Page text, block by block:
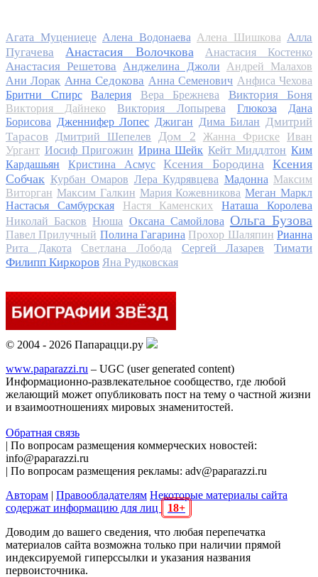
Агата Муцениеце Алена Водонаева Алена Шишкова Алла
Пугачева
Анастасия Волочкова Анастасия Костенко
Анастасия Решетова Анджелина Джоли
Андрей Малахов
Ани Лорак Анна Седокова Анна Семенович Анфиса Чехова
Бритни Спирс
Валерия Вера Брежнева Виктория Боня
Виктория Дайнеко Виктория Лопырева Глюкоза
Дана
Борисова Дженнифер Лопес Джиган Дима Билан
Дмитрий
Тарасов
Дмитрий Шепелев Дом 2 Жанна Фриске
Иван
Ургант Иосиф Пригожин Ирина Шейк Кейт Миддлтон Ким
Кардашьян
Кристина Асмус Ксения Бородина
Ксения
Собчак Курбан Омаров Лера Кудрявцева Мадонна Максим
Виторган Максим Галкин Мария Кожевникова Меган Маркл
Настасья Самбурская
Настя Каменских
Наташа Королева
Николай Басков Нюша Оксана Самойлова Ольга Бузова
Павел Прилучный Полина Гагарина Прохор Шаляпин Рианна
Рита Дакота
Светлана Лобода Сергей Лазарев
Тимати
Филипп Киркоров Яна Рудковская
© 2004 - 2026 Папарацци.ру
www.paparazzi.ru – UGC (user generated content)
Информационно-развлекательное сообщество, где любой
желающий может опубликовать пост на тему о частной жизни
и взаимоотношениях мировых знаменитостей.
Обратная связь
| По вопросам размещения коммерческих новостей:
info@paparazzi.ru
| По вопросам размещения рекламы: adv@paparazzi.ru
Авторам | Правообладателям Некоторые материалы сайта
содержат информацию для лиц
18+
Доводим до вашего сведения, что любая перепечатка
материалов сайта возможна только при наличии прямой
индексируемой гиперссылки и указания названия
первоисточника.